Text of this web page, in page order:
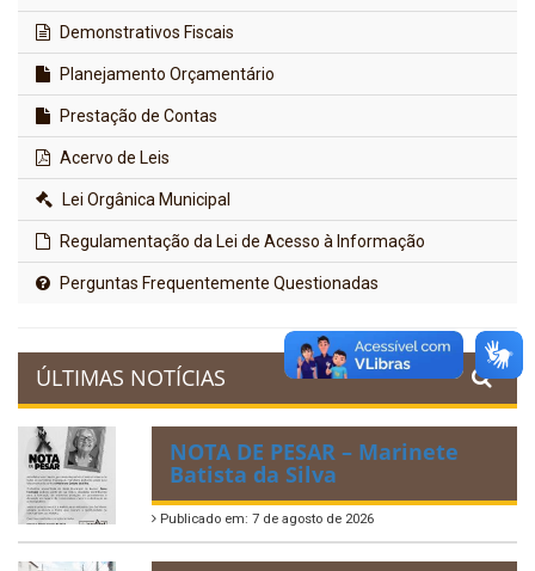
Demonstrativos Fiscais
Planejamento Orçamentário
Prestação de Contas
Acervo de Leis
Lei Orgânica Municipal
Regulamentação da Lei de Acesso à Informação
Perguntas Frequentemente Questionadas
ÚLTIMAS NOTÍCIAS
NOTA DE PESAR – Marinete
Batista da Silva
Publicado em: 7 de agosto de 2026